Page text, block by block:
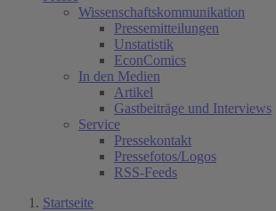
Wissenschaftskommunikation
Pressemitteilungen
Unstatistik
EconComics
In den Medien
Artikel
Gastbeiträge und Interviews
Service
Pressekontakt
Pressefotos/Logos
RSS-Feeds
Startseite